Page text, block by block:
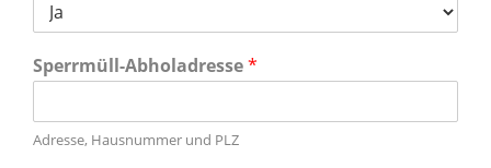
Sperrmüll-Abholadresse*
Adresse, Hausnummer und PLZ